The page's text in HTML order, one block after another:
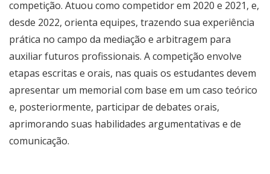
competição. Atuou como competidor em 2020 e 2021, e,
desde 2022, orienta equipes, trazendo sua experiência
prática no campo da mediação e arbitragem para
auxiliar futuros profissionais. A competição envolve
etapas escritas e orais, nas quais os estudantes devem
apresentar um memorial com base em um caso teórico
e, posteriormente, participar de debates orais,
aprimorando suas habilidades argumentativas e de
comunicação.